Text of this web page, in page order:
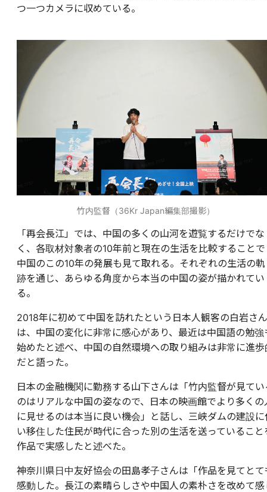
つ一つカメラに収めている。
竹内監督（36Kr Japan編集部撮影）
「再会長江」では、中国の多くの山河を遊覧するだけでな
く、各取材対象者の10年前と現在の生活を比較することで
中国のこの10年の発展も見て取れる。それぞれの生活の軌
跡を通じ、あらゆる角度から本当の中国の姿が描かれてい
る。
2018年に初めて中国を訪れたという日本人観客の白岩さん
は、中国の変化に非常に感心があり、最近は中国語の勉強
始めたと述べ、中国の自然環境への取り組みは非常に進歩
だと語った。
日本の金融機関に勤務する山下さんは「竹内監督が見てい
のはリアルな中国の姿なので、日本の映画館でより多くの
に見せるのは本当に良い機会」と話し、三峡ダムの建設に
い移住した住民が時代に合った別の生活を送っていること
作品で実感したと述べた。
神奈川県日中友好協会の田島孝子さんは「作品を見てとて
感動した。長江の素晴らしさや中国人の素朴さを改めて感